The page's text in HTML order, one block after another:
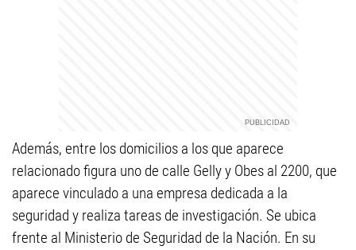
Además, entre los domicilios a los que aparece
relacionado figura uno de calle Gelly y Obes al 2200, que
aparece vinculado a una empresa dedicada a la
seguridad y realiza tareas de investigación. Se ubica
frente al Ministerio de Seguridad de la Nación. En su